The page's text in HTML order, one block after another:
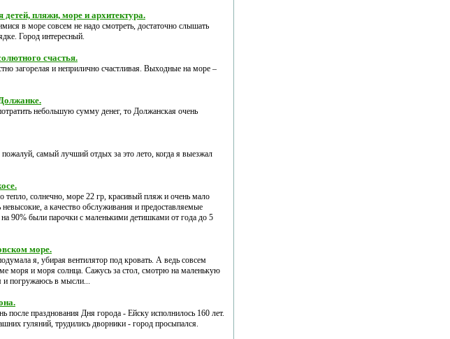
пляжи, море и архитектура.
в море совсем не надо смотреть, достаточно слышать
Город интересный.
счастья.
загорелая и неприлично счастливая. Выходные на море –
небольшую сумму денег, то Должанская очень
самый лучший отдых за это лето, когда я выезжал
тепло, солнечно, море 22 гр, красивый пляж и очень мало
невысокие, а качество обслуживания и предоставляемые
90% были парочки с маленькими детишками от года до 5
море.
я, убирая вентилятор под кровать. А ведь совсем
моря и моря солнца. Сажусь за стол, смотрю на маленькую
и погружаюсь в мысли...
празднования Дня города - Ейску исполнилось 160 лет.
гуляний, трудились дворники - город просыпался.